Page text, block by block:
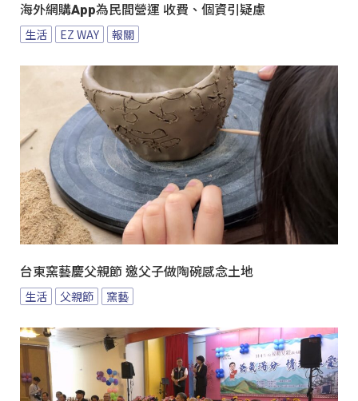
海外網購App為民間營運 收費、個資引疑慮
生活 EZ WAY 報關
台東窯藝慶父親節 邀父子做陶碗感念土地
生活 父親節 窯藝